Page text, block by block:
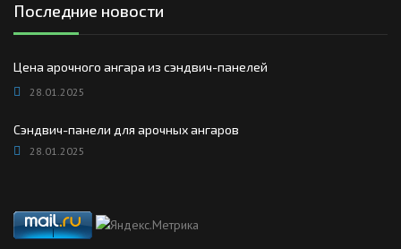
Последние новости
Цена арочного ангара из сэндвич-панелей
28.01.2025
Сэндвич-панели для арочных ангаров
28.01.2025